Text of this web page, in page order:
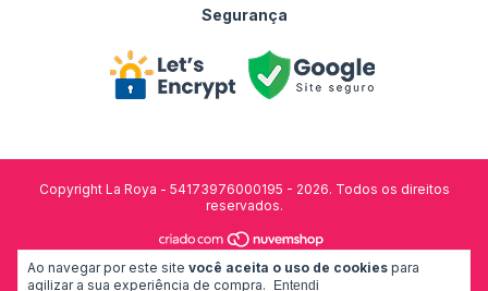
Ao navegar por este site você aceita o uso de cookies para
agilizar a sua experiência de compra.
Entendi
Segurança
Copyright La Roya - 54173976000195 - 2026. Todos os direitos
reservados.
desenvolvido por: